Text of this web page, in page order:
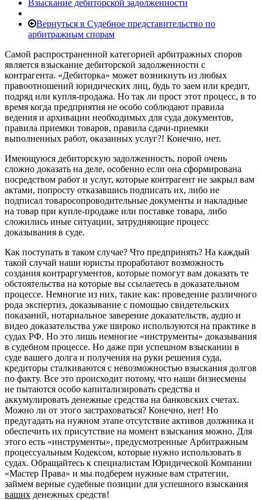
Взыскание дебиторской задолженности
Вернуться в Судебное представительство по
арбитражным спорам
Самой распространенной категорией арбитражных споров
является взыскание дебиторской задолженности с
контрагента. «Дебиторка» может возникнуть из любых
правоотношений юридических лиц, будь то заем или кредит,
подряд или купля-продажа. Но так ли прост этот процесс, в то
время когда предприятия не особо соблюдают правила
ведения и архивации необходимых для суда документов,
правила приемки товаров, правила сдачи-приемки
выполненных работ, оказанных услуг?! Конечно, нет.
Имеющуюся дебиторскую задолженность, порой очень
сложно доказать на деле, особенно если она сформирована
посредством работ и услуг, которые контрагент не закрыл вам
актами, попросту отказавшись подписать их, либо не
подписал товаросопроводительные документы и накладные
на товар при купле-продаже или поставке товара, либо
сложились иные ситуации, затрудняющие процесс
доказывания в суде.
Как поступать в таком случае? Что предпринять? На каждый
такой случай наши юристы проработают возможность
создания контраргументов, которые помогут вам доказать те
обстоятельства на которые вы ссылаетесь в доказательном
процессе. Немногие из них, такие как: проведение различного
рода экспертиз, доказывание с помощью свидетельских
показаний, нотариальное заверение доказательств, аудио и
видео доказательства уже широко используются на практике в
судах РФ. Но это лишь немногие «инструменты» доказывания
в судебном процессе. Но даже при успешном взыскании в
суде вашего долга и получения на руки решения суда,
кредиторы сталкиваются с невозможностью взыскания долгов
по факту. Все это происходит потому, что наши бизнесмены
не пытаются особо капитализировать средства и
аккумулировать денежные средства на банковских счетах.
Можно ли от этого застраховаться? Конечно, нет! Но
предугадать на нужном этапе отсутствие активов должника и
обеспечить их присутствие на момент взыскания можно. Для
этого есть «инструменты», предусмотренные Арбитражным
процессуальным Кодексом, которые нужно использовать в
судах. Обращайтесь к специалистам Юридической Компании
«Мастер Права» и мы подберем нужные вам стратегии,
займем верные судебные позиции для успешного взыскания
ваших денежных средств!